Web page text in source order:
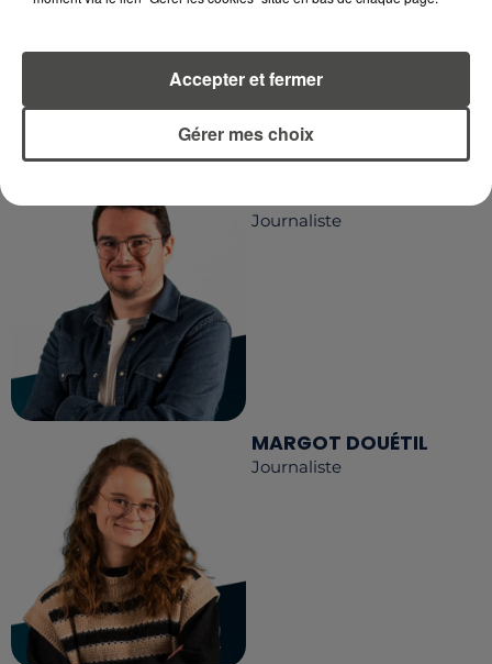
LA RÉDACTION Voir toute l'équipe RCA
Journaliste
MARGOT DOUÉTIL
Journaliste
Gérer mes choix
Accepter et fermer